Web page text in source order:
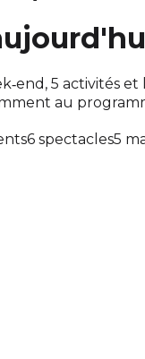
5 activités
au
6 spectacles5